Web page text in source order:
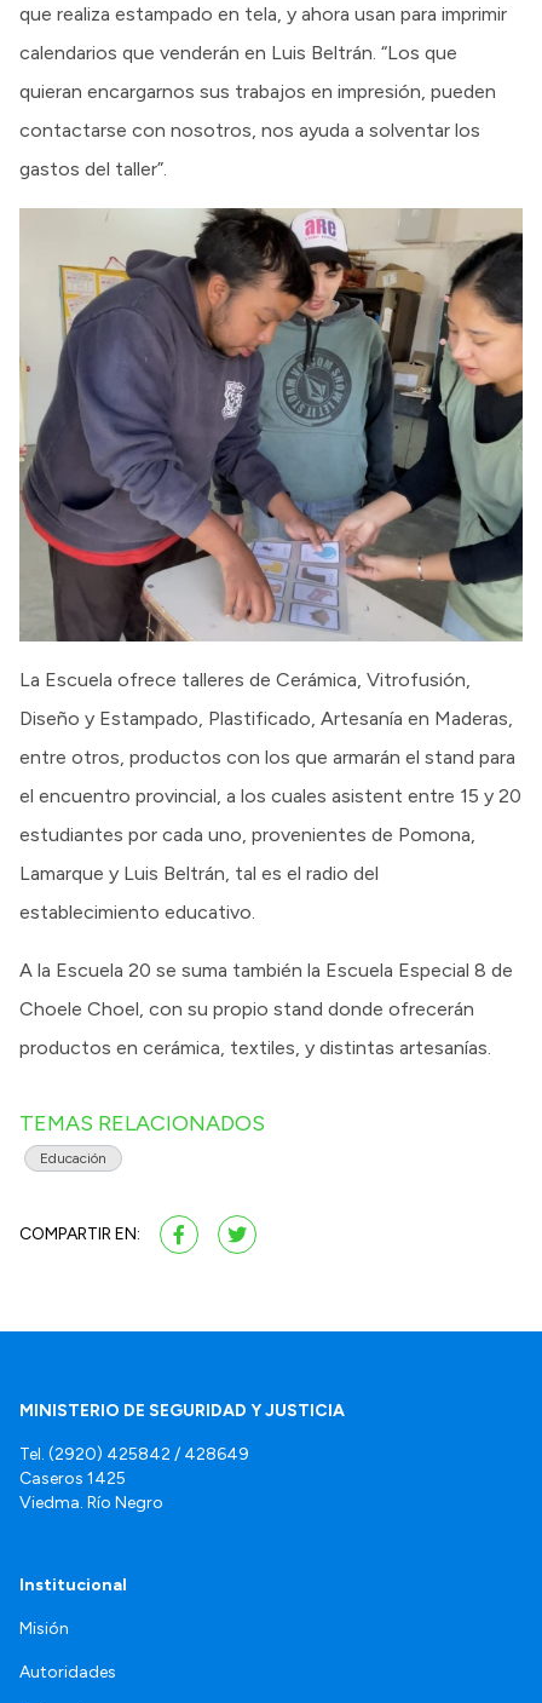
que realiza estampado en tela, y ahora usan para imprimir
calendarios que venderán en Luis Beltrán. “Los que
quieran encargarnos sus trabajos en impresión, pueden
contactarse con nosotros, nos ayuda a solventar los
gastos del taller”.
La Escuela ofrece talleres de Cerámica, Vitrofusión,
Diseño y Estampado, Plastificado, Artesanía en Maderas,
entre otros, productos con los que armarán el stand para
el encuentro provincial, a los cuales asistent entre 15 y 20
estudiantes por cada uno, provenientes de Pomona,
Lamarque y Luis Beltrán, tal es el radio del
establecimiento educativo.
A la Escuela 20 se suma también la Escuela Especial 8 de
Choele Choel, con su propio stand donde ofrecerán
productos en cerámica, textiles, y distintas artesanías.
TEMAS RELACIONADOS
Educación
COMPARTIR EN:
MINISTERIO DE SEGURIDAD Y JUSTICIA
Tel. (2920) 425842 / 428649
Caseros 1425
Viedma. Río Negro
Institucional
Misión
Autoridades